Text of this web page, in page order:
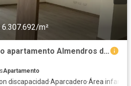
6.307.692/m²
OPORTUNIDAD vendo apartamento Almendros de Bella Suiza, Manizales
Apartamento
discapacidad·Aparcadero·Área infantil